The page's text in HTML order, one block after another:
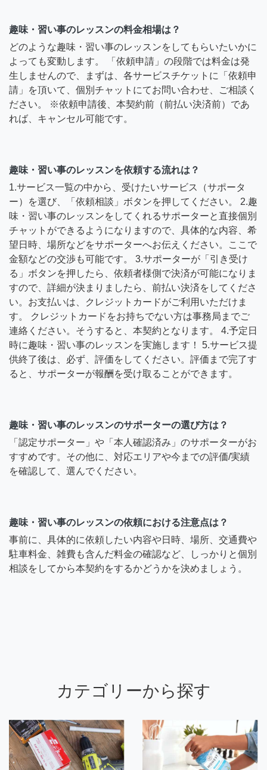
趣味・習い事のレッスンの料金相場は？
どのような趣味・習い事のレッスンをしてもらいたいかに
よっても変動します。 「依頼申請」の段階では料金は発
生しませんので、まずは、各サービスチケットに「依頼申
請」を頂いて、個別チャットにてお問い合わせ、ご相談く
ださい。 ※依頼申請後、本契約前（前払い決済前）であ
れば、キャンセル可能です。
趣味・習い事のレッスンを依頼する流れは？
1.サービス一覧の中から、受けたいサービス（サポータ
ー）を選び、「依頼相談」ボタンを押してください。 2.趣
味・習い事のレッスンをしてくれるサポーターと直接個別
チャットができるようになりますので、具体的な内容、希
望日時、場所などをサポーターへお伝えください。ここで
金額などの交渉も可能です。 3.サポーターが「引き受け
る」ボタンを押したら、依頼者様側で決済が可能になりま
すので、詳細が決まりましたら、前払い決済をしてくださ
い。お支払いは、クレジットカードがご利用いただけま
す。 クレジットカードをお持ちでない方は事務局までご
連絡ください。そうすると、本契約となります。 4.予定日
時に趣味・習い事のレッスンを実施します！ 5.サービス提
供終了後は、必ず、評価をしてください。評価まで完了す
ると、サポーターが報酬を受け取ることができます。
趣味・習い事のレッスンのサポーターの選び方は？
「認定サポーター」や「本人確認済み」のサポーターがお
すすめです。その他に、対応エリアや今までの評価/実績
を確認して、選んでください。
趣味・習い事のレッスンの依頼における注意点は？
事前に、具体的に依頼したい内容や日時、場所、交通費や
駐車料金、雑費も含んだ料金の確認など、しっかりと個別
相談をしてから本契約をするかどうかを決めましょう。
カテゴリーから探す